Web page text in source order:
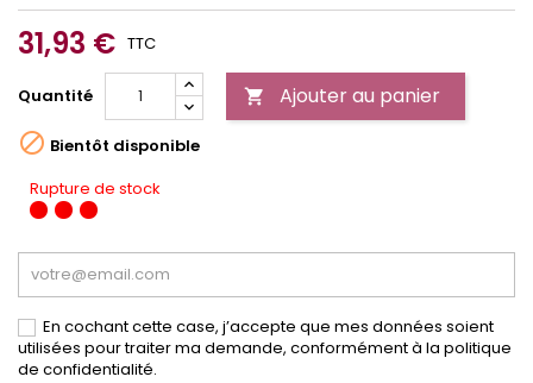
31,93 € TTC
Quantité  Ajouter au panier
 Bientôt disponible
Rupture de stock
En cochant cette case, j’accepte que mes données soient
utilisées pour traiter ma demande, conformément à la politique
de confidentialité.